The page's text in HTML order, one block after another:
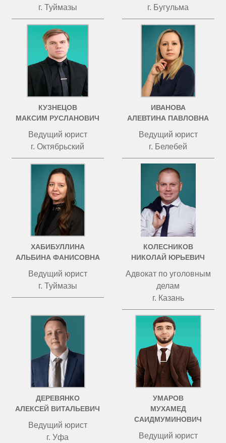
г. Туймазы
г. Бугульма
КУЗНЕЦОВ
МАКСИМ РУСЛАНОВИЧ
Ведущий юрист
г. Октябрьский
ИВАНОВА
АЛЕВТИНА ПАВЛОВНА
Ведущий юрист
г. Белебей
ХАБИБУЛЛИНА
АЛЬБИНА ФАНИСОВНА
Ведущий юрист
г. Туймазы
КОЛЕСНИКОВ
НИКОЛАЙ ЮРЬЕВИЧ
Адвокат по уголовным
делам
г. Казань
ДЕРЕВЯНКО
АЛЕКСЕЙ ВИТАЛЬЕВИЧ
Ведущий юрист
г. Уфа
УМАРОВ
МУХАМЕД
САИДМУМИНОВИЧ
Ведущий юрист